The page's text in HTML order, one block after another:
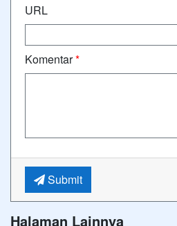
URL
Komentar*
Submit
Halaman Lainnya